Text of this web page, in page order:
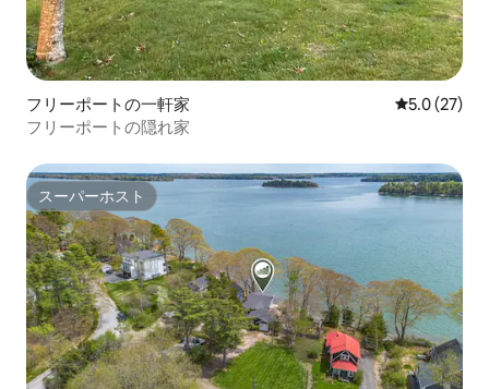
フリーポートの一軒家 レビュー27
5.0 (27)
フリーポートの隠れ家
スーパーホスト
スーパーホスト